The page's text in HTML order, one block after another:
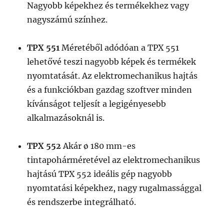
Nagyobb képekhez és termékekhez vagy
nagyszámú színhez.
TPX 551 Méretéből adódóan a TPX 551
lehetővé teszi nagyobb képek és termékek
nyomtatását. Az elektromechanikus hajtás
és a funkciókban gazdag szoftver minden
kívánságot teljesít a legigényesebb
alkalmazásoknál is.
TPX 552Akár ø 180 mm-es
tintapohárméretével az elektromechanikus
hajtású TPX 552 ideális gép nagyobb
nyomtatási képekhez, nagy rugalmassággal
és rendszerbe integrálható.